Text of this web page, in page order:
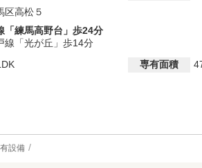
区高松５
「練馬高野台」歩24分
線「光が丘」歩14分
専有面積
設備